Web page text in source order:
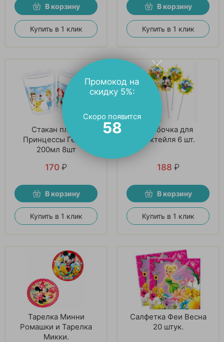
В корзину
Купить в 1 клик
В корзину
Купить в 1 клик
Стакан пласт
Принцессы Герои
200мл 8шт
170 ₽
В корзину
Купить в 1 клик
Трубочка для
коктейля 6 шт.
188 ₽
В корзину
Купить в 1 клик
Тарелка Минни
Ромашки и Тарелка
Микки.
Салфетка Феи Весна
20 штук.
Промокод на
скидку 5%:
Скоро появится
57